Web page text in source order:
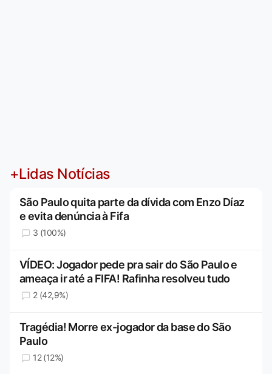
+Lidas Notícias
São Paulo quita parte da dívida com Enzo Díaz
e evita denúncia à Fifa
3 (100%)
VÍDEO: Jogador pede pra sair do São Paulo e
ameaça ir até a FIFA! Rafinha resolveu tudo
2 (42,9%)
Tragédia! Morre ex-jogador da base do São
Paulo
12 (12%)